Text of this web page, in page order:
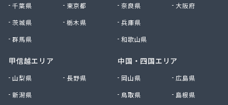
谷中田プロパン店
中央セントラルガス株式会社 宇都宮営業所
中央セントラルガス株式会社 那須営業所
町田屋商店出光興産大沢給油所
津吹商店
津田商店
千葉県
東京都
茨城県
栃木県
群馬県
甲信越エリア
山梨県
長野県
新潟県
奈良県
大阪府
兵庫県
和歌山県
中国・四国エリア
岡山県
広島県
鳥取県
島根県